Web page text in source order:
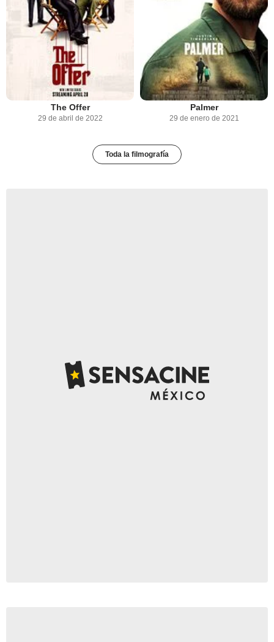
The Offer
29 de abril de 2022
Palmer
29 de enero de 2021
Toda la filmografía